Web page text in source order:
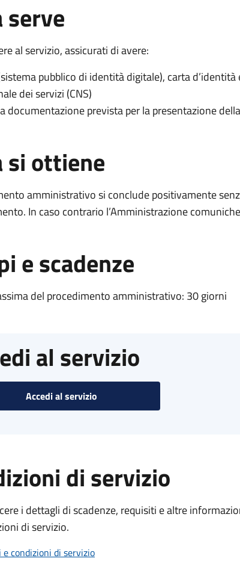
serve
al servizio, assicurati di avere:
pubblico di identità digitale), carta
dei servizi (CNS)
documentazione prevista per la presentazione
si ottiene
amministrativo si conclude positivamente
In caso contrario l’Amministrazione
e scadenze
del procedimento amministrativo: 30 giorni
al servizio
Accedi al servizio
di servizio
i dettagli di scadenze, requisiti e altre
di servizio.
e condizioni di servizio